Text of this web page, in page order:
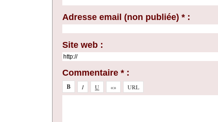
Adresse email (non publiée) * :
Site web :
Commentaire * :